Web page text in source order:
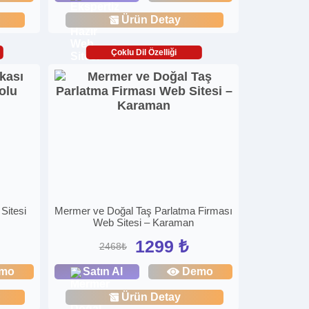
Ürün Detay
Çoklu Dil Özelliği
Mermer ve Doğal Taş Parlatma Firması
Web Sitesi – Karaman
2468₺ 1299 ₺
Satın Al Demo
Ürün Detay